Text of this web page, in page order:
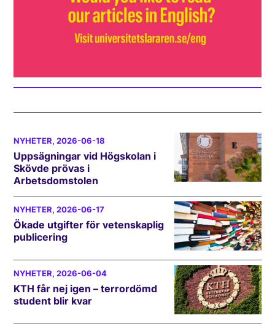
NYHETER, 2026-06-18
Uppsägningar vid Högskolan i
Skövde prövas i
Arbetsdomstolen
NYHETER, 2026-06-17
Ökade utgifter för vetenskaplig
publicering
NYHETER, 2026-06-04
KTH får nej igen – terrordömd
student blir kvar